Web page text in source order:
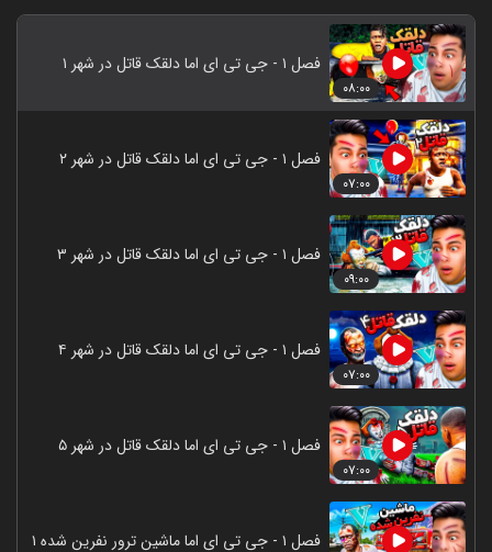
۰۸:۰۰
فصل ۱ - جی تی ای اما دلقک قاتل در شهر ۱
۰۷:۰۰
فصل ۱ - جی تی ای اما دلقک قاتل در شهر ۲
۰۹:۰۰
فصل ۱ - جی تی ای اما دلقک قاتل در شهر ۳
۰۷:۰۰
فصل ۱ - جی تی ای اما دلقک قاتل در شهر ۴
۰۷:۰۰
فصل ۱ - جی تی ای اما دلقک قاتل در شهر ۵
فصل ۱ - جی تی ای اما ماشین ترور نفرین شده ۱